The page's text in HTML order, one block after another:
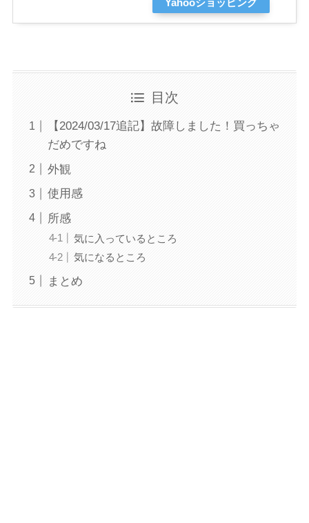
目次
【2024/03/17追記】故障しました！買っちゃ
だめですね
外観
使用感
所感
気に入っているところ
気になるところ
まとめ